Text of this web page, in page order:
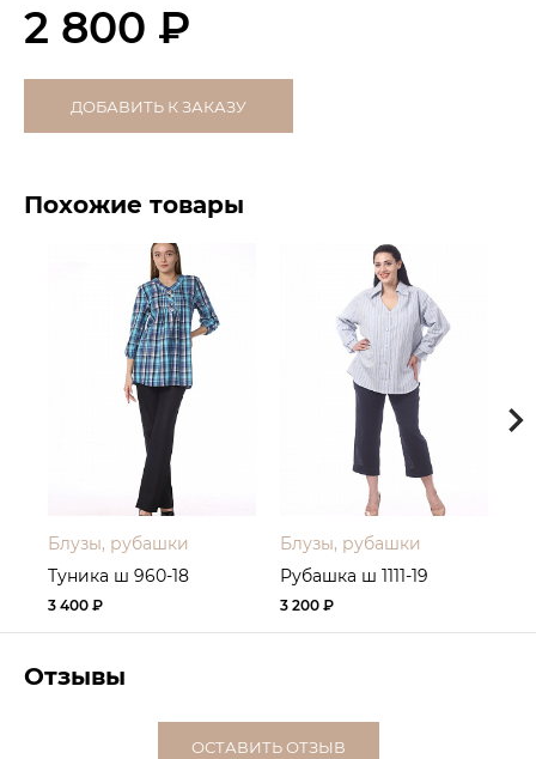
2 800 ₽
ДОБАВИТЬ К ЗАКАЗУ
Похожие товары
Блузы, рубашки
Туника ш 960-18
3 400 ₽
Блузы, рубашки
Рубашка ш 1111-19
3 200 ₽
Отзывы
ОСТАВИТЬ ОТЗЫВ